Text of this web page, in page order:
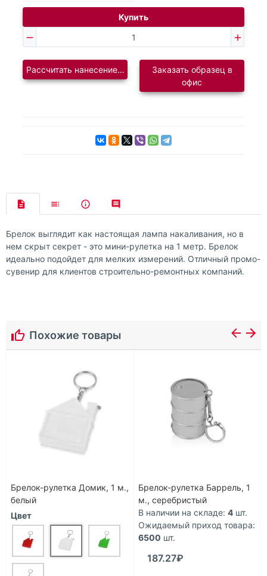
Купить
Рассчитать нанесение логотипаЗаказать образец в
офис
Брелок выглядит как настоящая лампа накаливания, но в
нем скрыт секрет - это мини-рулетка на 1 метр. Брелок
идеально подойдет для мелких измерений. Отличный промо-
сувенир для клиентов строительно-ремонтных компаний.
Похожие товары
Брелок-рулетка Домик, 1 м.,
белый
Цвет
Брелок-рулетка Баррель, 1
м., серебристый
В наличии на складе: 4 шт.
Ожидаемый приход товара:
6500 шт.
187.27₽